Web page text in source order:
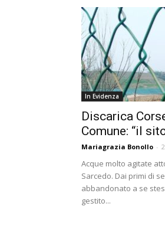
In Evidenza
Discarica
Comune: “il
Mariagrazia Bonollo -
Acque molto agitate
Sarcedo. Dai primi di
abbandonato a se
gestito...